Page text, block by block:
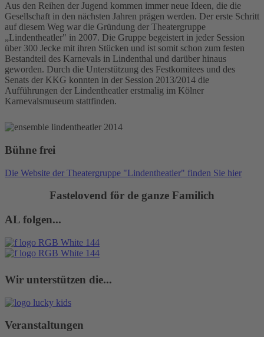
Aus den Reihen der Jugend kommen immer neue Ideen, die die
Gesellschaft in den nächsten Jahren prägen werden. Der erste Schritt
auf diesem Weg war die Gründung der Theatergruppe
„Lindentheatler" in 2007. Die Gruppe begeistert in jeder Session
über 300 Jecke mit ihren Stücken und ist somit schon zum festen
Bestandteil des Karnevals in Lindenthal und darüber hinaus
geworden. Durch die Unterstützung des Festkomitees und des
Senats der KKG konnten in der Session 2013/2014 die
Aufführungen der Lindentheatler erstmalig im Kölner
Karnevalsmuseum stattfinden.
Bühne frei
Die Website der Theatergruppe "Lindentheatler" finden Sie hier
Fastelovend för de ganze Familich
AL folgen...
Wir unterstützen die...
Veranstaltungen